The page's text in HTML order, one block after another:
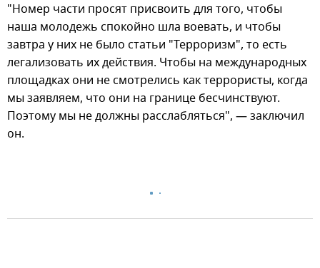
"Номер части просят присвоить для того, чтобы
наша молодежь спокойно шла воевать, и чтобы
завтра у них не было статьи "Терроризм", то есть
легализовать их действия. Чтобы на международных
площадках они не смотрелись как террористы, когда
мы заявляем, что они на границе бесчинствуют.
Поэтому мы не должны расслабляться", — заключил
он.